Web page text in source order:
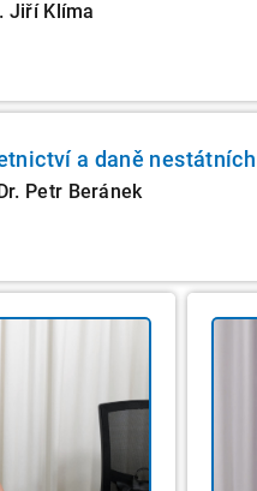
Jiří Klíma
a daně
Petr Beránek